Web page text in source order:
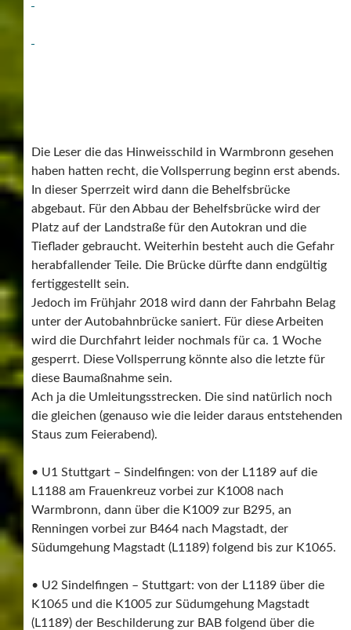
Die Leser die das Hinweisschild in Warmbronn gesehen
haben hatten recht, die Vollsperrung beginn erst abends.
In dieser Sperrzeit wird dann die Behelfsbrücke
abgebaut. Für den Abbau der Behelfsbrücke wird der
Platz auf der Landstraße für den Autokran und die
Tieflader gebraucht. Weiterhin besteht auch die Gefahr
herabfallender Teile. Die Brücke dürfte dann endgültig
fertiggestellt sein.
Jedoch im Frühjahr 2018 wird dann der Fahrbahn Belag
unter der Autobahnbrücke saniert. Für diese Arbeiten
wird die Durchfahrt leider nochmals für ca. 1 Woche
gesperrt. Diese Vollsperrung könnte also die letzte für
diese Baumaßnahme sein.
Ach ja die Umleitungsstrecken. Die sind natürlich noch
die gleichen (genauso wie die leider daraus entstehenden
Staus zum Feierabend).
• U1 Stuttgart – Sindelfingen: von der L1189 auf die
L1188 am Frauenkreuz vorbei zur K1008 nach
Warmbronn, dann über die K1009 zur B295, an
Renningen vorbei zur B464 nach Magstadt, der
Südumgehung Magstadt (L1189) folgend bis zur K1065.
• U2 Sindelfingen – Stuttgart: von der L1189 über die
K1065 und die K1005 zur Südumgehung Magstadt
(L1189) der Beschilderung zur BAB folgend über die